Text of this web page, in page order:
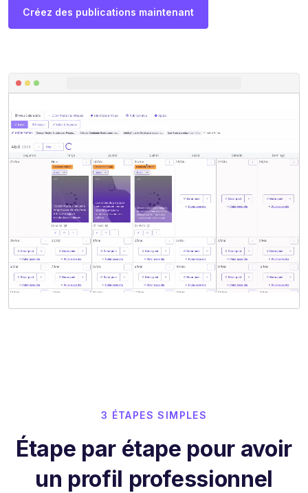
Créez des publications maintenant
3 ÉTAPES SIMPLES
Étape par étape pour avoir
un profil professionnel